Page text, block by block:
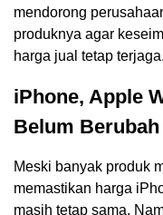
mendorong
produknya agar
harga jual tetap terjaga.
iPhone, Apple
Belum Berubah
Meski banyak produk
memastikan harga
masih tetap sama.